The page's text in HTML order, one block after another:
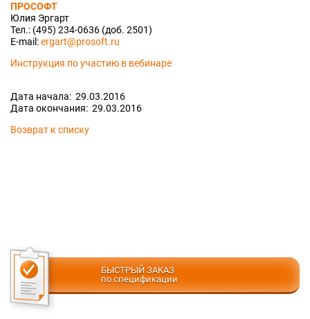
БЫСТРЫЙ ЗАКАЗ
по спецификации
ПРОСОФТ
Юлия Эргарт
Тел.: (495) 234-0636 (доб. 2501)
E-mail:ergart@prosoft.ru
Инструкция по участию в вебинаре
Дата начала: 29.03.2016
Дата окончания: 29.03.2016
Возврат к списку